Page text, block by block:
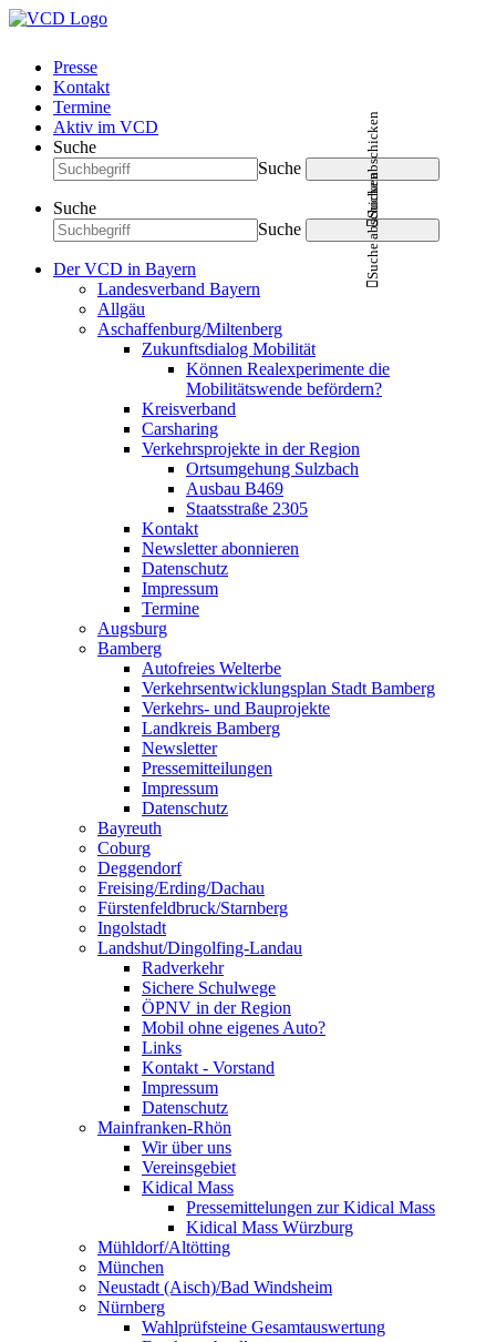
Presse
Kontakt
Termine
Aktiv im VCD
Suche
Suche
Suche abschicken
Suche
Suche
Suche abschicken
Der VCD in Bayern
Landesverband Bayern
Allgäu
Aschaffenburg/Miltenberg
Zukunftsdialog Mobilität
Können Realexperimente die
Mobilitätswende befördern?
Kreisverband
Carsharing
Verkehrsprojekte in der Region
Ortsumgehung Sulzbach
Ausbau B469
Staatsstraße 2305
Kontakt
Newsletter abonnieren
Datenschutz
Impressum
Termine
Augsburg
Bamberg
Autofreies Welterbe
Verkehrsentwicklungsplan Stadt Bamberg
Verkehrs- und Bauprojekte
Landkreis Bamberg
Newsletter
Pressemitteilungen
Impressum
Datenschutz
Bayreuth
Coburg
Deggendorf
Freising/Erding/Dachau
Fürstenfeldbruck/Starnberg
Ingolstadt
Landshut/Dingolfing-Landau
Radverkehr
Sichere Schulwege
ÖPNV in der Region
Mobil ohne eigenes Auto?
Links
Kontakt - Vorstand
Impressum
Datenschutz
Mainfranken-Rhön
Wir über uns
Vereinsgebiet
Kidical Mass
Pressemittelungen zur Kidical Mass
Kidical Mass Würzburg
Mühldorf/Altötting
München
Neustadt (Aisch)/Bad Windsheim
Nürnberg
Wahlprüfsteine Gesamtauswertung